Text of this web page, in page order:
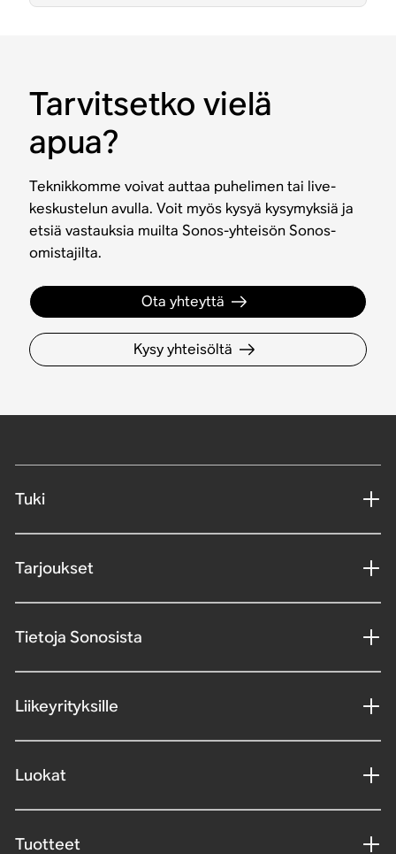
Tarvitsetko vielä
apua?
Teknikkomme voivat auttaa puhelimen tai live-
keskustelun avulla. Voit myös kysyä kysymyksiä ja
etsiä vastauksia muilta Sonos-yhteisön Sonos-
omistajilta.
Ota yhteyttä
Kysy yhteisöltä
Tuki
Tarjoukset
Tietoja Sonosista
Liikeyrityksille
Luokat
Tuotteet